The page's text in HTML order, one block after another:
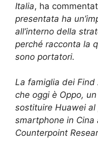
Italia, ha
presentata ha
all’interno della
perché racconta la
sono portatori.
La famiglia dei
che oggi è Oppo,
sostituire Huawei
smartphone in
Counterpoint